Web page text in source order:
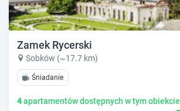
Zamek Rycerski
Sobków (~17.7 km)
Śniadanie
4apartamentów dostępnych w tym obiekcie